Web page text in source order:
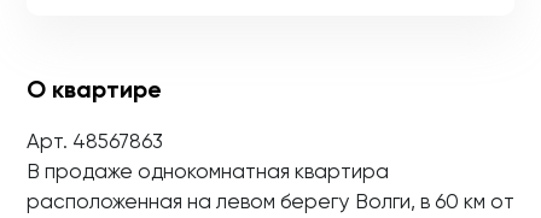
О квартире
Арт. 48567863
В продаже однокомнатная квартира
расположенная на левом берегу Волги, в 60 км от